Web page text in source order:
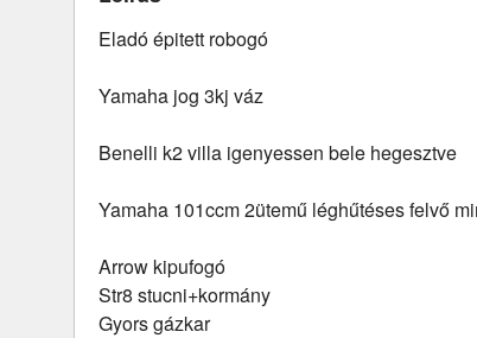
Eladó épitett robogó
Yamaha jog 3kj váz
Benelli k2 villa igenyessen bele hegesztve
Yamaha 101ccm 2ütemű léghűtéses felvő
Arrow kipufogó
Str8 stucni+kormány
Gyors gázkar